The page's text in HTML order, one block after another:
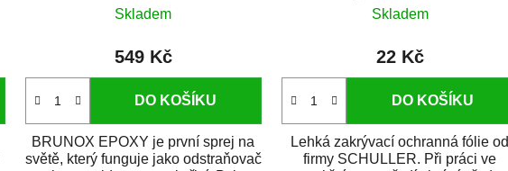
Skladem
549 Kč
DO KOŠÍKU
BRUNOX EPOXY je první sprej na
světě, který funguje jako odstraňovač
Skladem
22 Kč
DO KOŠÍKU
Lehká zakrývací ochranná fólie od
firmy SCHULLER. Při práci ve